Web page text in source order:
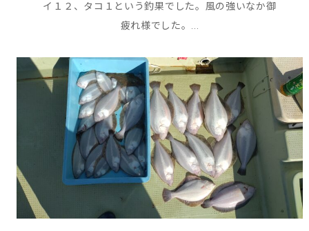
イ１２、タコ１という釣果でした。風の強いなか御
疲れ様でした。...